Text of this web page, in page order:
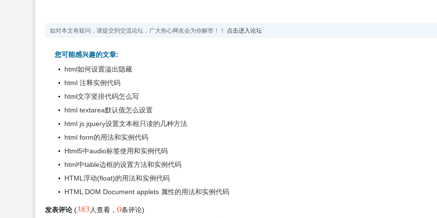
如对本文有疑问，请提交到交流论坛，广大热心网友会为你解答！！ 点击进入论坛
您可能感兴趣的文章:
html如何设置溢出隐藏
html 注释实例代码
html文字竖排代码怎么写
html textarea默认值怎么设置
html js jquery设置文本框只读的几种方法
html form的用法和实例代码
Html5中audio标签使用和实例代码
html中table边框的设置方法和实例代码
HTML浮动(float)的用法和实例代码
HTML DOM Document applets 属性的用法和实例代码
发表评论 (383 人查看 ， 0条评论)